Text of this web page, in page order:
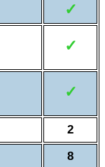
✓
✓
✓
2
8